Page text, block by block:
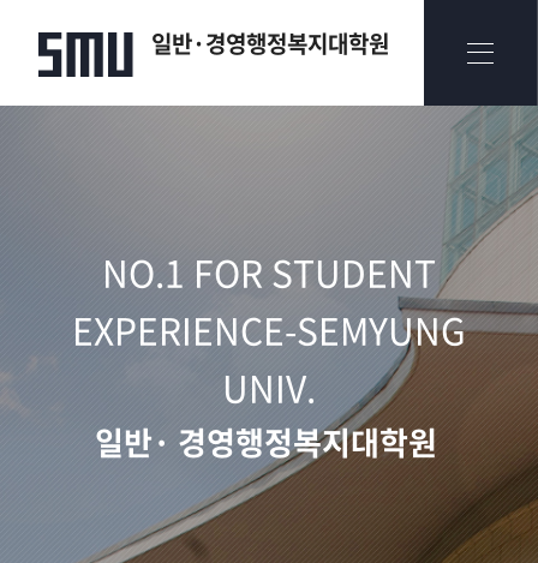
일반·경영행정복지대학원
NO.1 FOR STUDENT
EXPERIENCE-SEMYUNG
UNIV.​
일반· 경영행정복지대학원